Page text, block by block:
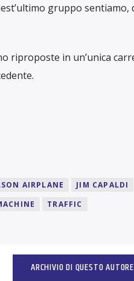
gruppo sentiamo,
riproposte in un’unica
AIRPLANE
JIM CAPALDI
TRAFFIC
ARCHIVIO DI QUESTO AUTORE